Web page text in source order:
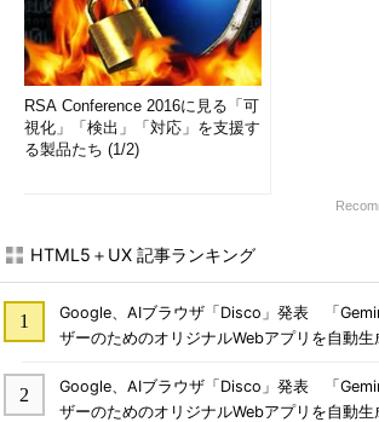
RSA Conference 2016に見る「可
視化」「検出」「対応」を支援す
る製品たち (1/2)
HTML5＋UX 記事ランキング
Google、AIブラウザ「Disco」発表 「
ザーのためのオリジナルWebアプリを自動生
Google、AIブラウザ「Disco」発表 「
ザーのためのオリジナルWebアプリを自動生